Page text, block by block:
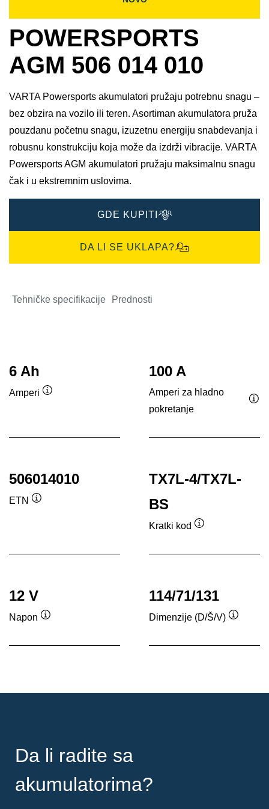
POWERSPORTS
AGM 506 014 010
VARTA Powersports akumulatori pružaju potrebnu snagu –
bez obzira na vozilo ili teren. Asortiman akumulatora pruža
pouzdanu početnu snagu, izuzetnu energiju snabdevanja i
robusnu konstrukciju koja može da izdrži vibracije. VARTA
Powersports AGM akumulatori pružaju maksimalnu snagu
čak i u ekstremnim uslovima.
GDE KUPITI
DA LI SE UKLAPA?
Tehničke specifikacije Prednosti
6 Ah
Amperi
100 A
Amperi za hladno
pokretanje
506014010
ETN
TX7L-4/TX7L-
BS
Kratki kod
12 V
Napon
114/71/131
Dimenzije (D/Š/V)
Da li radite sa
akumulatorima?